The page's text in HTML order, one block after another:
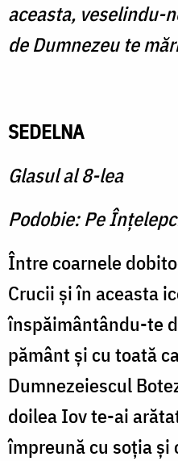
aceasta, veselindu-
de Dumnezeu te
SEDELNA
Glasul al 8-lea
Podobie: Pe
Între coarnele
Crucii şi în aceasta
înspăimântându-te
pământ şi cu toată
Dumnezeiescul
doilea Iov te-ai
împreună cu soţia şi